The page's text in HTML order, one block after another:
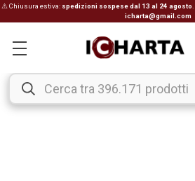
⚠ Chiusura estiva: spedizioni sospese dal 13 al 24 agosto
icharta@gmail.com